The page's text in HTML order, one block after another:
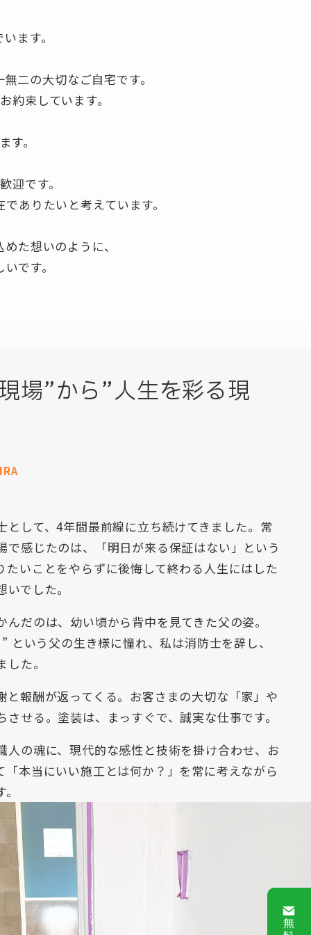
ます。
二の大切なご自宅です。
束しています。
。
迎です。
ありたいと考えています。
た想いのように、
です。
場”から”人生を彩る現
として、4年間最前線に立ち続けてきました。常
で感じたのは、「明日が来る保証はない」という
たいことをやらずに後悔して終わる人生にはした
でした。
だのは、幼い頃から背中を見てきた父の姿。
という父の生き様に憧れ、私は消防士を辞し、
た。
と報酬が返ってくる。お客さまの大切な「家」や
せる。塗装は、まっすぐで、誠実な仕事です。
人の魂に、現代的な感性と技術を掛け合わせ、お
「本当にいい施工とは何か？」を常に考えながら